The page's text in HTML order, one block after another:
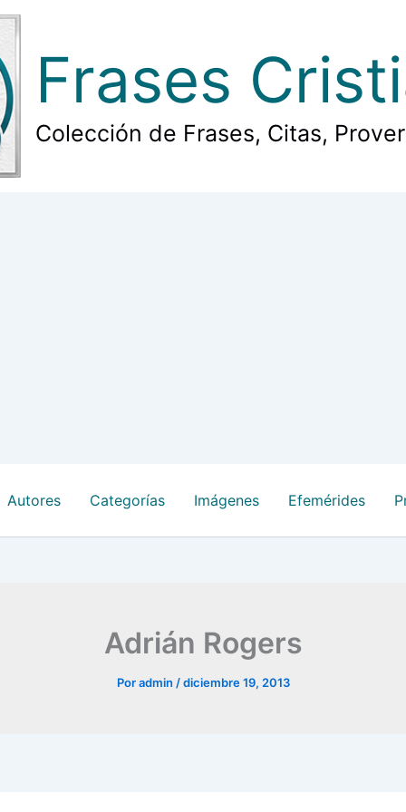
Frases
Colección de Frases, Citas,
Autores Categorías Imágenes Efemérides
Adrián Rogers
Poradmin /diciembre 19, 2013